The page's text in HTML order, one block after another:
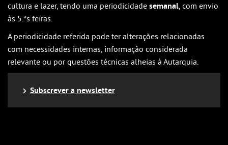
cultura e lazer, tendo uma periodicidade semanal, com envio
às 5.ªs feiras.
A periodicidade referida pode ter alterações relacionadas
com necessidades internas, informação considerada
relevante ou por questões técnicas alheias à Autarquia.
Subscrever a newsletter